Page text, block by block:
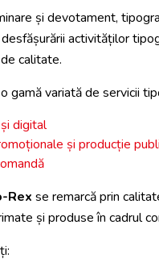
și devotament,
activităților
calitate.
gamă variată de servicii
digital
și producție
Rex se remarcă prin
și produse în cadrul